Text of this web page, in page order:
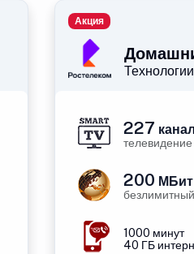
Акция
227
телевидение
200 МБит
1000 минут
40 ГБ